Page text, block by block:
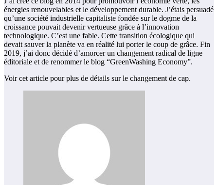
énergies renouvelables et le développement durable. J’étais persuadé
qu’une société industrielle capitaliste fondée sur le dogme de la
croissance pouvait devenir vertueuse grâce à l’innovation
technologique. C’est une fable. Cette transition écologique qui
devait sauver la planète va en réalité lui porter le coup de grâce. Fin
2019, j’ai donc décidé d’amorcer un changement radical de ligne
éditoriale et de renommer le blog “GreenWashing Economy”.
Voir cet article pour plus de détails sur le changement de cap.